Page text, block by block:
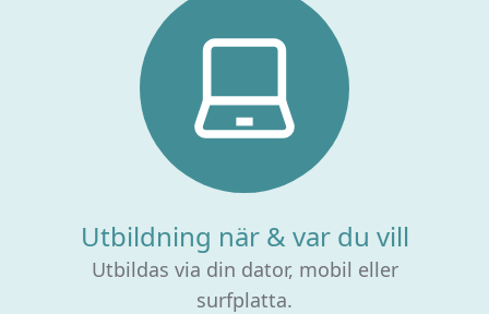
Utbildning när & var du vill
Utbildas via din dator, mobil eller
surfplatta.